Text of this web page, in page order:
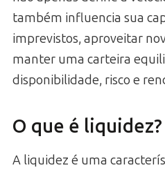
também influencia sua
imprevistos, aproveitar
manter uma carteira
disponibilidade, risco e
O que é liquidez?
A liquidez é uma